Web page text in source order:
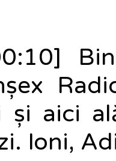
și aici
Ioni,